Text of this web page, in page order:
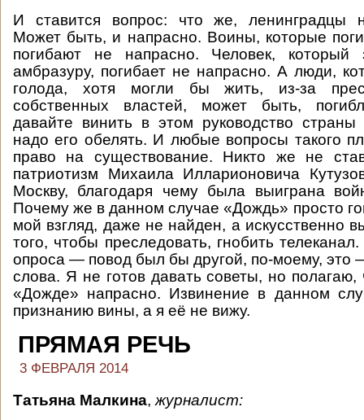
И ставится вопрос: что же, ленинградцы
Может быть, и напрасно. Воины, которые
погибают не напрасно. Человек, который
амбразуру, погибает не напрасно. А люди,
голода, хотя могли бы жить, из-за
собственных властей, может быть,
давайте винить в этом руководство
надо его обелять. И любые вопросы такого
право на существование. Никто же не
патриотизм Михаила Илларионовича
Москву, благодаря чему была выиграна
Почему же в данном случае «Дождь» просто
мой взгляд, даже не найден, а искусственно
того, чтобы преследовать, гнобить
опроса — повод был бы другой, по-моему, это
слова. Я не готов давать советы, но полагаю,
«Дожде» напрасно. Извинение в данном
признанию вины, а я её не вижу.
ПРЯМАЯ РЕЧЬ
3 ФЕВРАЛЯ 2014
Татьяна Малкина, журналист: